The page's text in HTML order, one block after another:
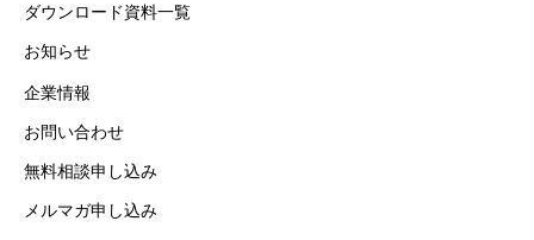
ダウンロード資料一覧
お知らせ
企業情報
お問い合わせ
無料相談申し込み
メルマガ申し込み